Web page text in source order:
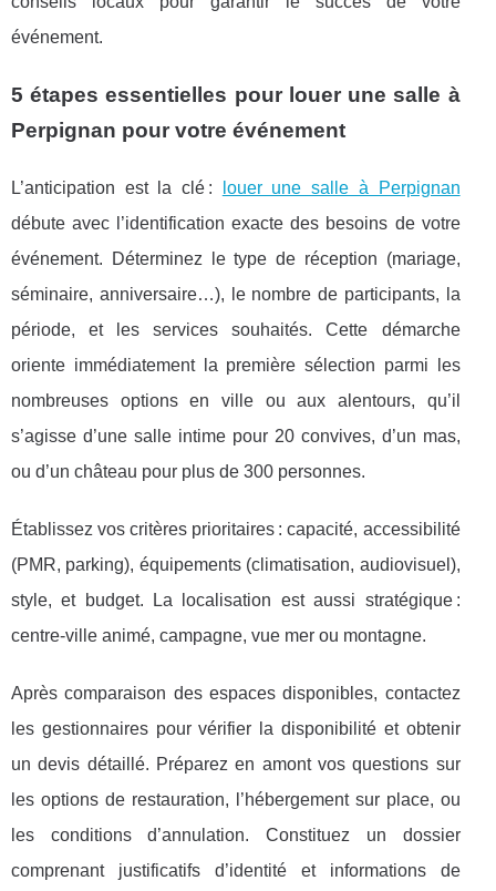
événement.
5 étapes essentielles pour louer une salle à
Perpignan pour votre événement
L’anticipation est la clé :
louer une salle à Perpignan
débute avec l’identification exacte des besoins de votre
événement. Déterminez le type de réception (mariage,
séminaire, anniversaire…),
le nombre de participants, la
période, et les services souhaités. Cette démarche
oriente immédiatement la première sélection parmi les
nombreuses options en ville ou aux alentours, qu’il
s’agisse d’une salle intime pour 20 convives, d’un mas,
ou d’un château pour plus de 300 personnes.
Établissez vos critères prioritaires : capacité, accessibilité
(PMR, parking), équipements (climatisation, audiovisuel),
style, et budget. La localisation est aussi stratégique :
centre-ville animé, campagne, vue mer ou montagne.
Après comparaison des espaces disponibles, contactez
les gestionnaires pour vérifier la disponibilité et obtenir
un devis détaillé. Préparez en amont vos questions sur
les options de restauration, l’hébergement sur place, ou
les conditions d’annulation. Constituez un dossier
comprenant justificatifs d’identité et informations de